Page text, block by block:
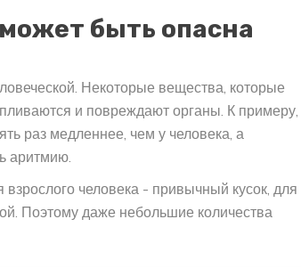
быть опасна
Некоторые вещества, которые
и повреждают органы. К примеру,
раз медленнее, чем у человека, а
аритмию.
человека - привычный кусок, для
Поэтому даже небольшие количества